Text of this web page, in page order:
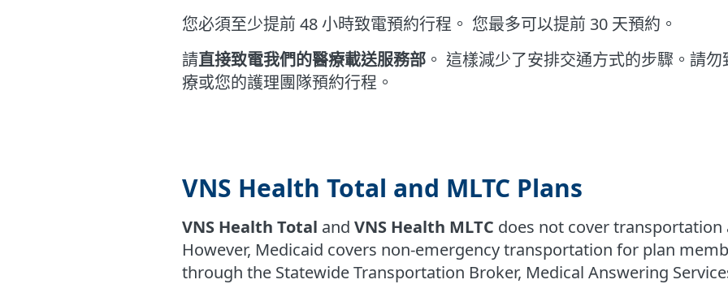
您必須至少提前 48 小時致電預約行程。 您最多可以提前 30 天預約。
請直接致電我們的醫療載送服務部 。 這樣減少了安排交通方式的步驟。請
療或您的護理團隊預約行程。
VNS Health Total and MLTC Plans
VNS Health Total and VNS Health MLTC does not cover
However, Medicaid covers non-emergency transportation for plan
through the Statewide Transportation Broker, Medical Answering